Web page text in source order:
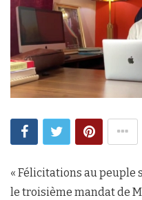
« Félicitations au peuple
le troisième mandat de